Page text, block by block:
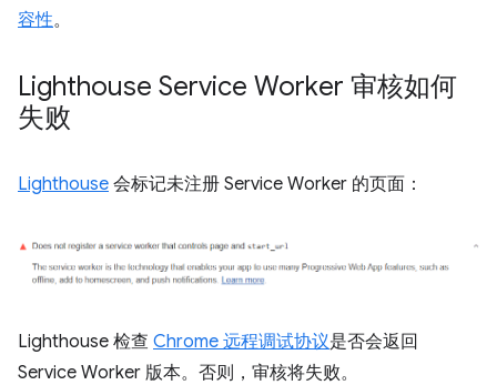
容性。
Lighthouse Service Worker 审核如何
失败
Lighthouse 会标记未注册 Service Worker 的页面：
Lighthouse 检查 Chrome 远程调试协议是否会返回
Service Worker 版本。否则，审核将失败。